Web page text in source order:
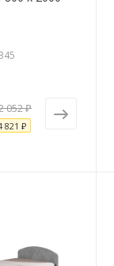
052 ₽
821 ₽